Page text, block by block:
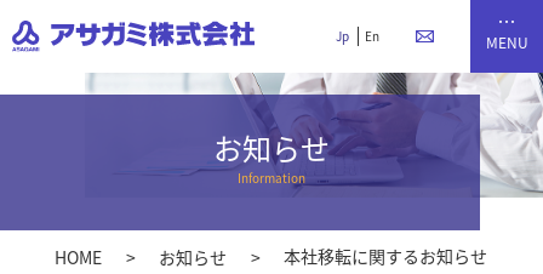
Jp En
お知らせ
Information
HOME お知らせ 本社移転に関するお知らせ